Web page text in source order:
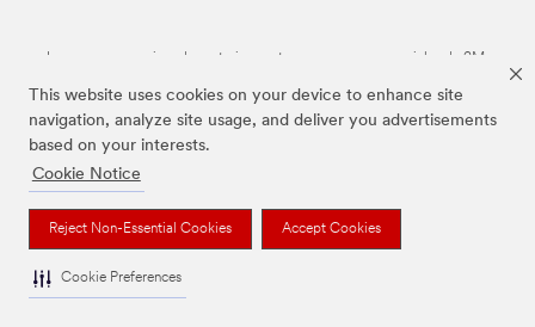
This website uses cookies on your device to enhance site
navigation, analyze site usage, and deliver you advertisements
based on your interests.
Cookie Notice
Reject Non-Essential Cookies Accept Cookies
Cookie Preferences
Las marcas mencionadas anteriormente son marcas comerciales de 3M.